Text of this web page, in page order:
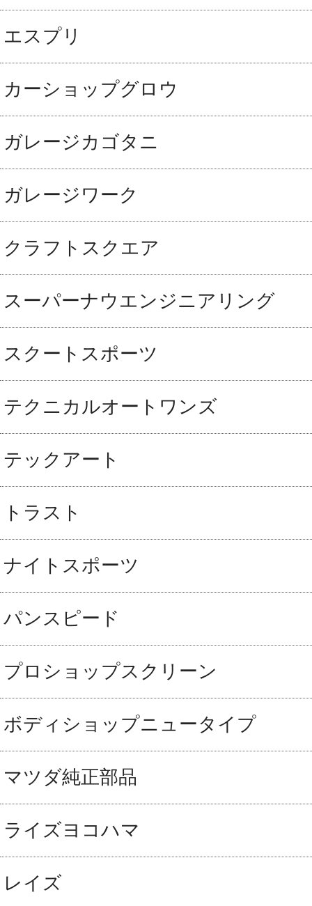
エスプリ
カーショップグロウ
ガレージカゴタニ
ガレージワーク
クラフトスクエア
スーパーナウエンジニアリング
スクートスポーツ
テクニカルオートワンズ
テックアート
トラスト
ナイトスポーツ
パンスピード
プロショップスクリーン
ボディショップニュータイプ
マツダ純正部品
ライズヨコハマ
レイズ